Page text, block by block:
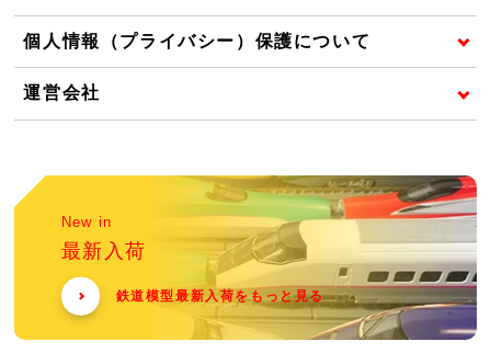
個人情報（プライバシー）保護について
運営会社
New in
最新入荷
鉄道模型最新入荷をもっと見る